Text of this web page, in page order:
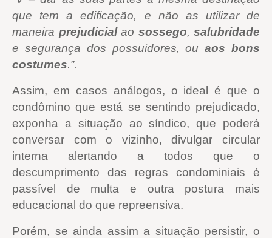
que tem a edificação, e não as utilizar de
maneira prejudicialao sossego, salubridade
e segurança dos possuidores, ouaos bons
costumes.”.
Assim, em casos análogos, o ideal é que o
condômino que está se sentindo prejudicado,
exponha a situação ao síndico, que poderá
conversar com o vizinho, divulgar circular
interna alertando a todos que o
descumprimento das regras condominiais é
passível de multa e outra postura mais
educacional do que repreensiva.
Porém, se ainda assim a situação persistir, o